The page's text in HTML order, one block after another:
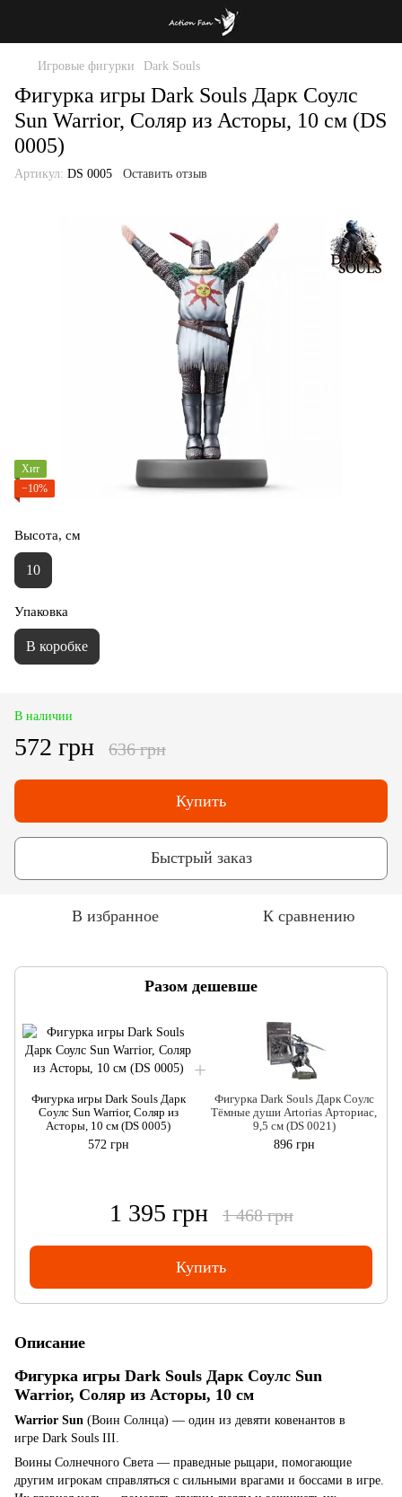
Игровые фигурки Dark Souls
Фигурка игры Dark Souls Дарк Соулс
Sun Warrior, Соляр из Асторы, 10 см (DS
0005)
Артикул: DS 0005 Оставить отзыв
Хит
−10%
Высота, см
10
Упаковка
В коробке
В наличии
572 грн 636 грн
Купить
Быстрый заказ
В избранное К сравнению
Разом дешевше
Фигурка игры Dark Souls Дарк
Соулс Sun Warrior, Соляр из
Асторы, 10 см (DS 0005)
572 грн
Фигурка Dark Souls Дарк Соулс
Тёмные души Artorias Арториас,
9,5 см (DS 0021)
896 грн
1 395 грн 1 468 грн
Купить
Описание
Фигурка игры Dark Souls Дарк Соулс Sun
Warrior, Соляр из Асторы, 10 см
Warrior Sun (Воин Солнца) — один из девяти ковенантов в
игре Dark Souls III.
Воины Солнечного Света — праведные рыцари, помогающие
другим игрокам справляться с сильными врагами и боссами в игре.